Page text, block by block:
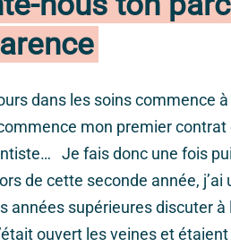
dans les soins commence
mon premier
Je fais donc une fois
de cette seconde année,
années supérieures discuter
ouvert les veines et